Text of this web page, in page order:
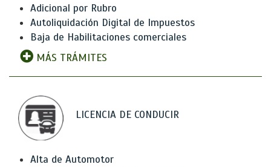
Adicional por Rubro
Autoliquidación Digital de Impuestos
Baja de Habilitaciones comerciales
MÁS TRÁMITES
LICENCIA DE CONDUCIR
Alta de Automotor